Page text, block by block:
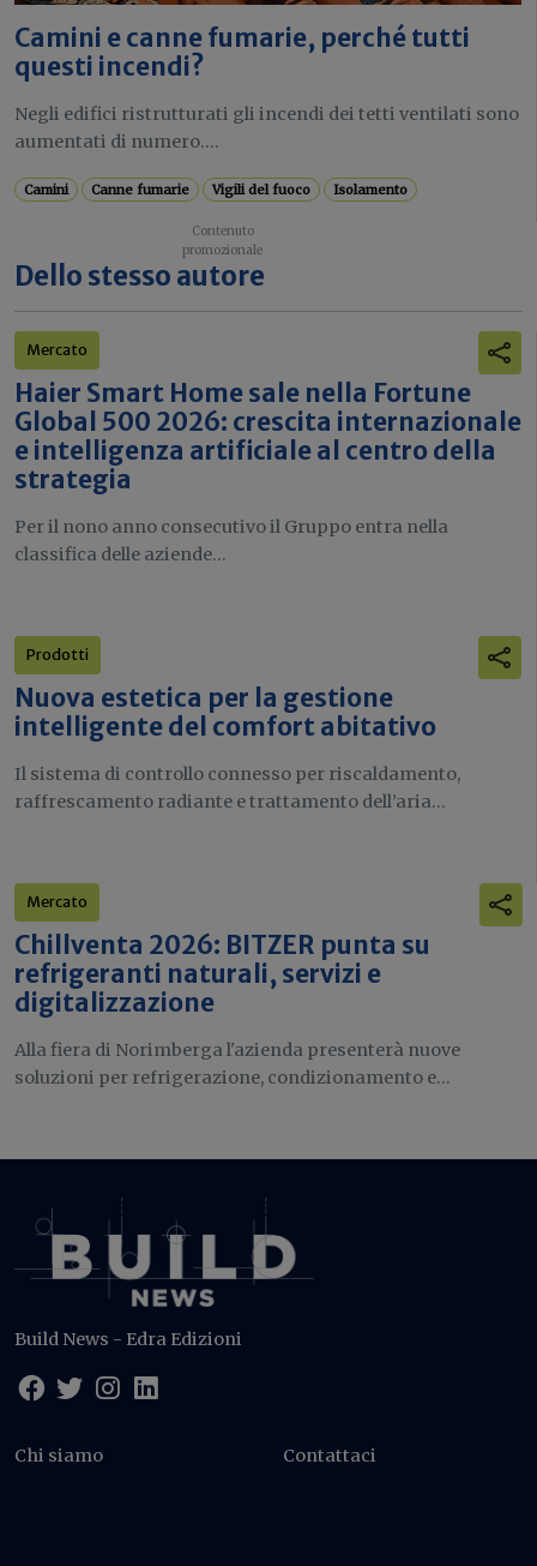
Camini e canne fumarie, perché tutti
questi incendi?
Negli edifici ristrutturati gli incendi dei tetti ventilati sono
aumentati di numero....
Camini Canne fumarie Vigili del fuoco Isolamento
Dello stesso autore
Mercato
Haier Smart Home sale nella Fortune
Global 500 2026: crescita internazionale
e intelligenza artificiale al centro della
strategia
Per il nono anno consecutivo il Gruppo entra nella
classifica delle aziende...
Prodotti
Nuova estetica per la gestione
intelligente del comfort abitativo
Il sistema di controllo connesso per riscaldamento,
raffrescamento radiante e trattamento dell’aria...
Mercato
Chillventa 2026: BITZER punta su
refrigeranti naturali, servizi e
digitalizzazione
Alla fiera di Norimberga l'azienda presenterà nuove
soluzioni per refrigerazione, condizionamento e...
Build News - Edra Edizioni
Chi siamo Contattaci